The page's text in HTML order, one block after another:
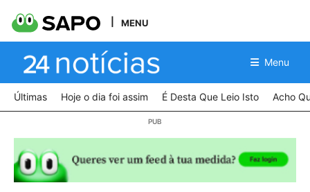
MENU
Menu
Últimas Hoje o dia foi assim É Desta Que Leio Isto Acho